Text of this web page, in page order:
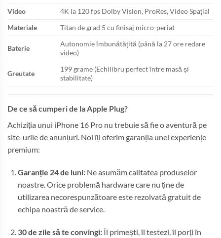
Video
4K la 120 fps Dolby Vision, ProRes, Video Spațial
Materiale
Titan de grad 5 cu finisaj micro-periat
Baterie
Autonomie îmbunătățită (până la 27 ore redare
video)
Greutate
199 grame (Echilibru perfect între masă și
stabilitate)
De ce să cumperi de la Apple Plug?
Achiziția unui iPhone 16 Pro nu trebuie să fie o aventură pe
site-urile de anunțuri. Noi îți oferim garanția unei experiențe
premium:
Garanție 24 de luni:Ne asumăm calitatea produselor
noastre. Orice problemă hardware care nu ține de
utilizarea necorespunzătoare este rezolvată gratuit de
echipa noastră de service.
30 de zile să te convingi:Îl primești, îl testezi, îl porți în